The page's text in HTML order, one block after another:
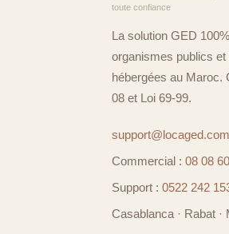
toute confiance
La solution GED
organismes publics
hébergées au Maroc.
08 et Loi 69-99.
support@locaged.com
Commercial : 08 08
Support : 0522 242
Casablanca · Rabat ·